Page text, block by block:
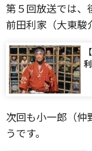
第５回放送では、
前田利家（大東駿
次回も小一郎（仲
うです。